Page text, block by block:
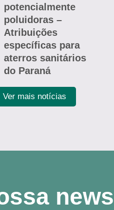
potencialmente
poluidoras –
Atribuições
específicas para
aterros sanitários
do Paraná
Ver mais notícias